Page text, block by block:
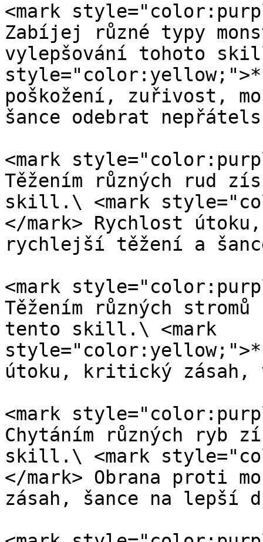
<mark
Zabíjej různé typy
vylepšování tohoto
poškožení, zuřivost,
šance odebrat
<mark
Těžením různých rud
skill.\ <mark
</mark> Rychlost
rychlejší těžení a
<mark
Těžením různých
tento skill.\ <mark
útoku, kritický zásah,
<mark
Chytáním různých ryb
skill.\ <mark
</mark> Obrana proti
zásah, šance na lepší